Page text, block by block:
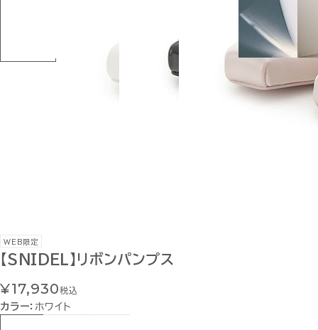
WEB限定
【SNIDEL】リボンパンプス
¥17,930税込
カラー： ホワイト